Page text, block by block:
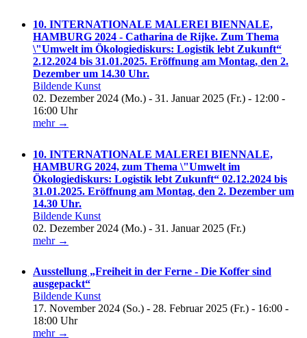
10. INTERNATIONALE MALEREI BIENNALE,
HAMBURG 2024 - Catharina de Rijke. Zum Thema
\"Umwelt im Ökologiediskurs: Logistik lebt Zukunft“
2.12.2024 bis 31.01.2025. Eröffnung am Montag, den 2.
Dezember um 14.30 Uhr.
Bildende Kunst
02. Dezember 2024 (Mo.) - 31. Januar 2025 (Fr.) - 12:00 -
16:00 Uhr
mehr →
10. INTERNATIONALE MALEREI BIENNALE,
HAMBURG 2024, zum Thema \"Umwelt im
Ökologiediskurs: Logistik lebt Zukunft“ 02.12.2024 bis
31.01.2025. Eröffnung am Montag, den 2. Dezember um
14.30 Uhr.
Bildende Kunst
02. Dezember 2024 (Mo.) - 31. Januar 2025 (Fr.)
mehr →
Ausstellung „Freiheit in der Ferne - Die Koffer sind
ausgepackt“
Bildende Kunst
17. November 2024 (So.) - 28. Februar 2025 (Fr.) - 16:00 -
18:00 Uhr
mehr →